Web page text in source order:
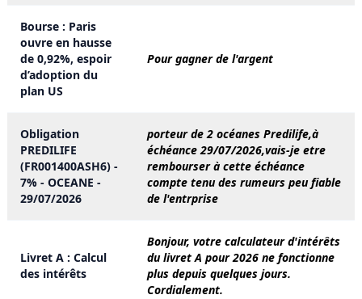
Bourse : Paris
ouvre en hausse
de 0,92%, espoir
d’adoption du
plan US
Pour gagner de l'argent
Obligation
PREDILIFE
(FR001400ASH6) -
7% - OCEANE -
29/07/2026
porteur de 2 océanes Predilife,à
échéance 29/07/2026,vais-je etre
rembourser à cette échéance
compte tenu des rumeurs peu fiable
de l'entrprise
Livret A : Calcul
des intérêts
Bonjour, votre calculateur d'intérêts
du livret A pour 2026 ne fonctionne
plus depuis quelques jours.
Cordialement.